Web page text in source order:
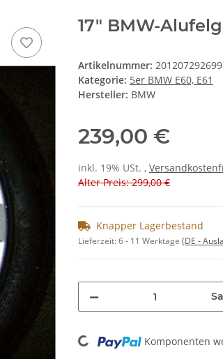
17" BMW-
Artikelnummer:
Kategorie: 5er BMW E60, E61
Hersteller: BMW
239,00 €
inkl. 19% USt. ,
Alter Preis: 299,00 €
Knapper Lagerbestand
Lieferzeit:6 - 11 Werktage (DE -
Loading... Komponenten